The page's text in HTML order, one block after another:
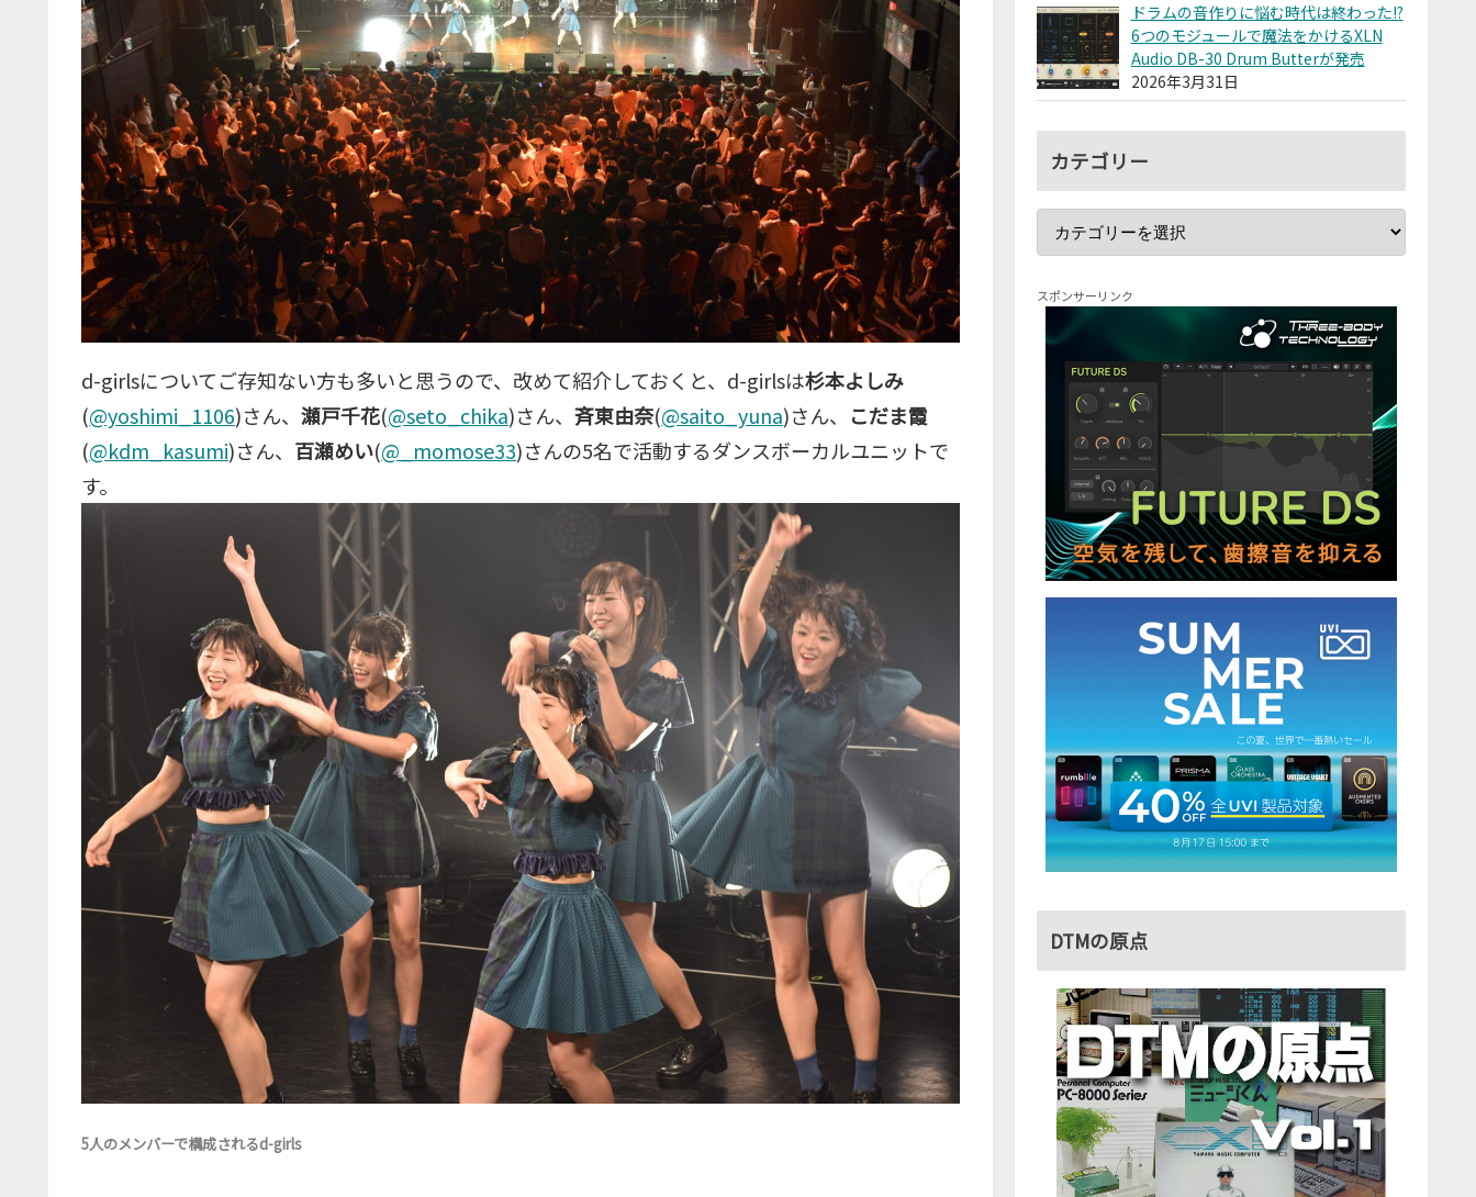
d-girlsについてご存知ない方も多いと思うので、改めて紹介しておくと、d-girlsは杉本よしみ
(@yoshimi_1106)さん、 瀬戸千花(@seto_chika)さん、 斉東由奈(@saito_yuna)さん、
こだま霞
(@kdm_kasumi)さん、 百瀬めい(@_momose33)さんの5名で活動するダンスボーカルユニットで
す。
5人のメンバーで構成されるd-girls
ドラムの音作りに悩む時代は終わった!?
6つのモジュールで魔法をかけるXLN
Audio DB-30 Drum Butterが発売
2026年3月31日
カテゴリー
スポンサーリンク
DTMの原点